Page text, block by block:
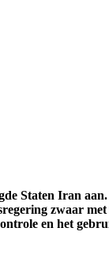
Staten Iran
zwaar
en het